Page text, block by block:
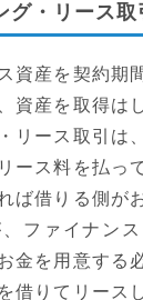
グ・リース取
資産を契約期
資産を取得は
リース取引は
ース料を払っ
ば借りる側が
ファイナン
金を用意する
借りてリース